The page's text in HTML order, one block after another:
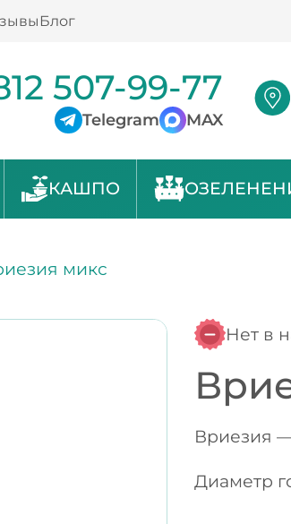
Блог
507-99-77
Telegram MAX
КАШПО
микс
Нет в
Вриезия —
Диаметр